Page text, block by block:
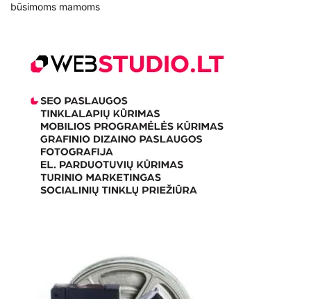
būsimoms mamoms